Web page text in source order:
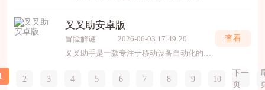
叉叉助安卓版
冒险解谜
2026-06-03 17:49:20
叉叉助手是一款专注于移动设备自动化的辅助工具，主要用于游戏和应用的脚本操作。它支持安卓和iOS平台，提供按键精灵、手势录制、定时任务等功能，帮助用户实现重复性操作的自动
查看
2 3 4 5 6 7 8 9 10
下一
页